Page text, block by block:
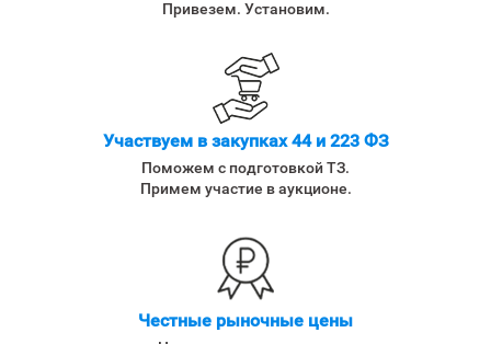
Привезем. Установим.
Участвуем в закупках 44 и 223 ФЗ
Поможем с подготовкой ТЗ.
Примем участие в аукционе.
Честные рыночные цены